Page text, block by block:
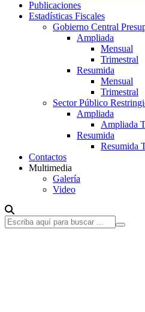
Publicaciones
Estadísticas Fiscales
Gobierno Central
Ampliada
Mensual
Trimestral
Resumida
Mensual
Trimestral
Sector Público
Ampliada
Ampliada
Resumida
Resumida
Contactos
Multimedia
Galería
Video